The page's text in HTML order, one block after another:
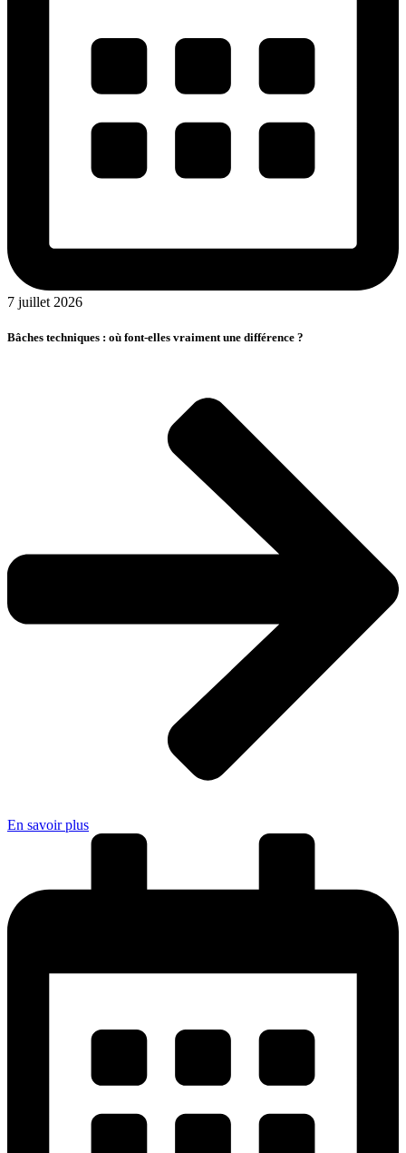
7 juillet 2026
Bâches techniques : où font-elles vraiment une différence ?
En savoir plus